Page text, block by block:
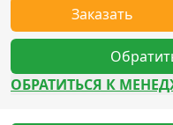
Заказать
ОБРАТИТЬСЯ К